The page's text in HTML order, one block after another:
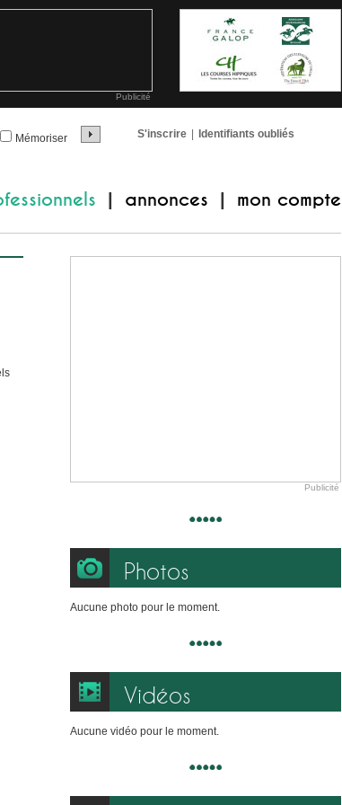
Publicité
Mémoriser S'inscrire Identifiants oubliés
annonces mon compte
Publicité
Photos
Aucune photo pour le moment.
Vidéos
Aucune vidéo pour le moment.